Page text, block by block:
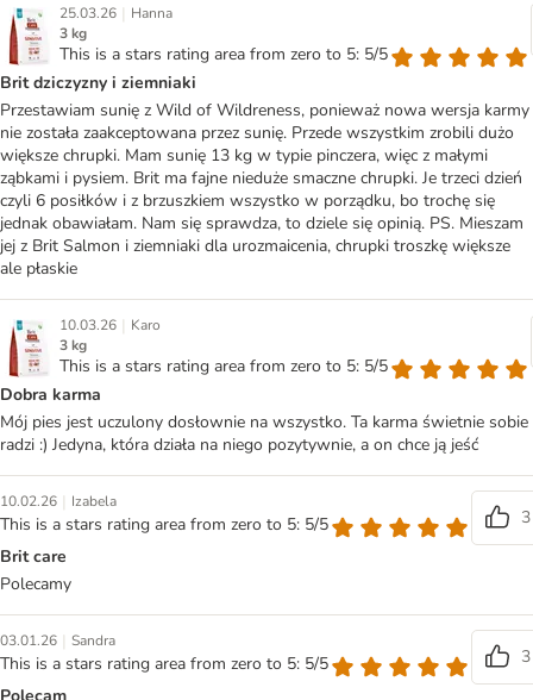
25.03.26 | Hanna
3 kg
This is a stars rating area from zero to 5: 5/5
Brit dziczyzny i ziemniaki
Przestawiam sunię z Wild of Wildreness, ponieważ nowa wersja karmy
nie została zaakceptowana przez sunię. Przede wszystkim zrobili dużo
większe chrupki. Mam sunię 13 kg w typie pinczera, więc z małymi
ząbkami i pysiem. Brit ma fajne nieduże smaczne chrupki. Je trzeci dzień
czyli 6 posiłków i z brzuszkiem wszystko w porządku, bo trochę się
jednak obawiałam. Nam się sprawdza, to dziele się opinią. PS. Mieszam
jej z Brit Salmon i ziemniaki dla urozmaicenia, chrupki troszkę większe
ale płaskie
10.03.26 | Karo
3 kg
This is a stars rating area from zero to 5: 5/5
Dobra karma
Mój pies jest uczulony dosłownie na wszystko. Ta karma świetnie sobie
radzi :) Jedyna, która działa na niego pozytywnie, a on chce ją jeść
10.02.26 | Izabela
This is a stars rating area from zero to 5: 5/5
3
Brit care
Polecamy
03.01.26 | Sandra
This is a stars rating area from zero to 5: 5/5
3